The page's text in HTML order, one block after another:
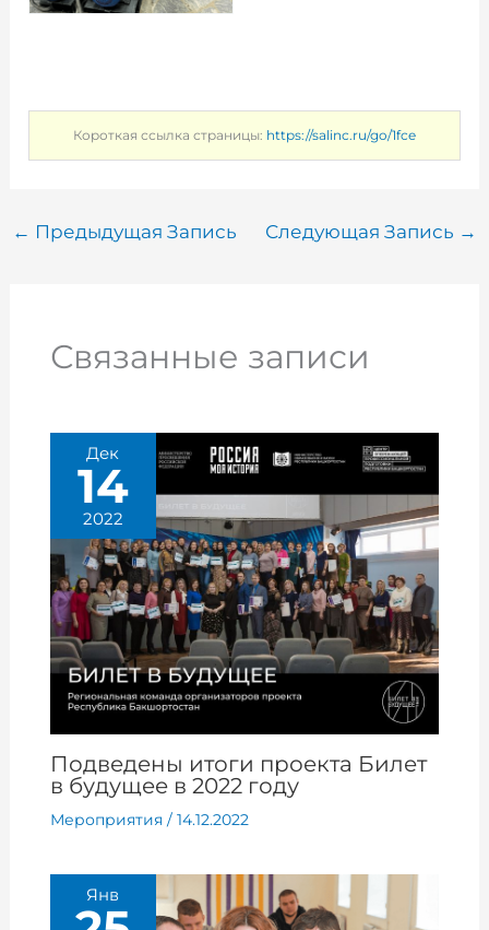
Короткая ссылка страницы: https://salinc.ru/go/1fce
← Предыдущая Запись Следующая Запись →
Связанные записи
Дек
14
2022
Подведены итоги проекта Билет
в будущее в 2022 году
Мероприятия / 14.12.2022
Янв